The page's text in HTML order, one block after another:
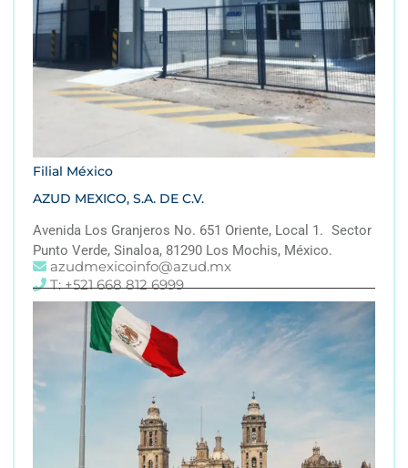
Filial México
AZUD MEXICO, S.A. DE C.V.
Avenida Los Granjeros No. 651 Oriente, Local 1. Sector
Punto Verde, Sinaloa, 81290 Los Mochis, México.
azudmexicoinfo@azud.mx
T: +521 668 812 6999